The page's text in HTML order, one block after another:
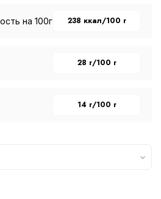
на 100г 238 ккал/100 г
28 г/100 г
14 г/100 г